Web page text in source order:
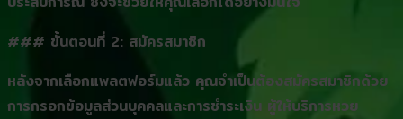
### ขั้นตอนที่ 2: สมัครสมาชิก
หลังจากเลือกแพลตฟอร์มแล้ว คุณจำเป็นต้องสมัครสมาชิกด้วย
การกรอกข้อมูลส่วนบุคคลและการชำระเงิน ผู้ให้บริการหวย